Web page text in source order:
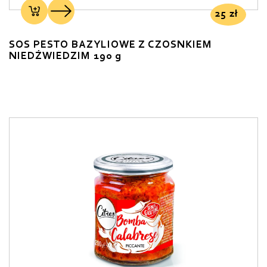
25 zł
SOS PESTO BAZYLIOWE Z CZOSNKIEM
NIEDŹWIEDZIM 190 g